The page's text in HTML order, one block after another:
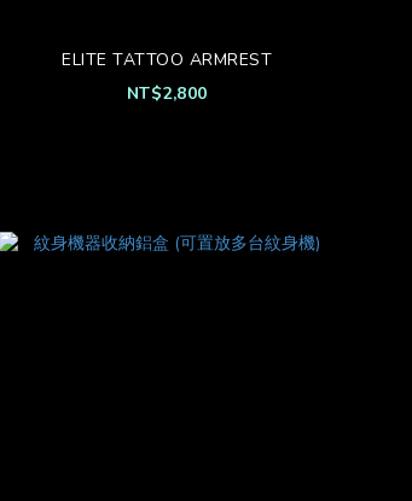
ELITE TATTOO ARMREST
NT$2,800